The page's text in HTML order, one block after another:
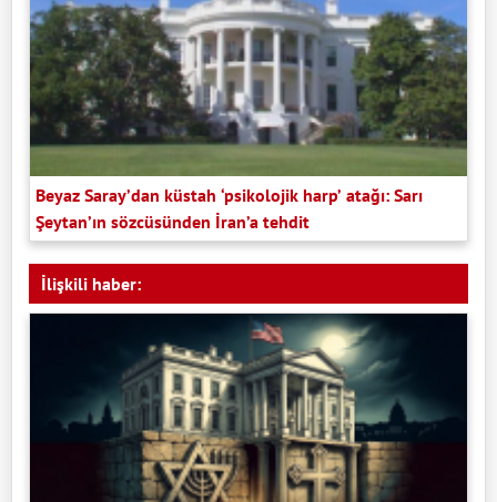
Beyaz Saray’dan küstah ‘psikolojik harp’ atağı: Sarı
Şeytan’ın sözcüsünden İran’a tehdit
İlişkili haber: